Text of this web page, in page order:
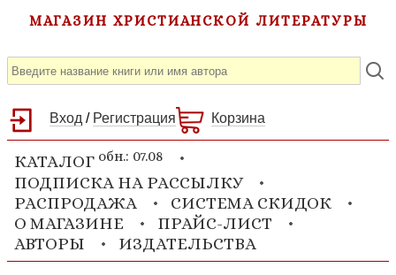
МАГАЗИН ХРИСТИАНСКОЙ ЛИТЕРАТУРЫ
Вход / Регистрация Корзина
КАТАЛОГ обн.: 07.08
ПОДПИСКА НА РАССЫЛКУ
РАСПРОДАЖА
СИСТЕМА СКИДОК
О МАГАЗИНЕ
ПРАЙС-ЛИСТ
АВТОРЫ
ИЗДАТЕЛЬСТВА